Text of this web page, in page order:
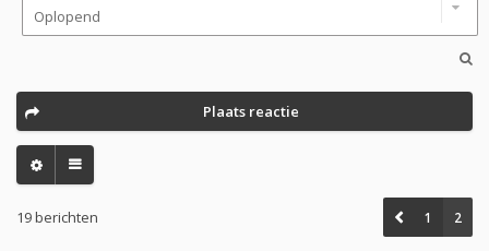
Plaats reactie
19 berichten 1 2